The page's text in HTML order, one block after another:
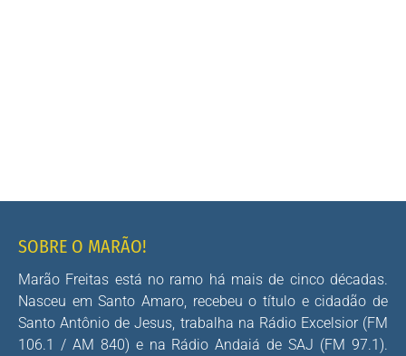
SOBRE O MARÃO!
Marão Freitas está no ramo há mais de cinco décadas.
Nasceu em Santo Amaro, recebeu o título e cidadão de
Santo Antônio de Jesus, trabalha na Rádio Excelsior (FM
106.1 / AM 840) e na Rádio Andaiá de SAJ (FM 97.1).